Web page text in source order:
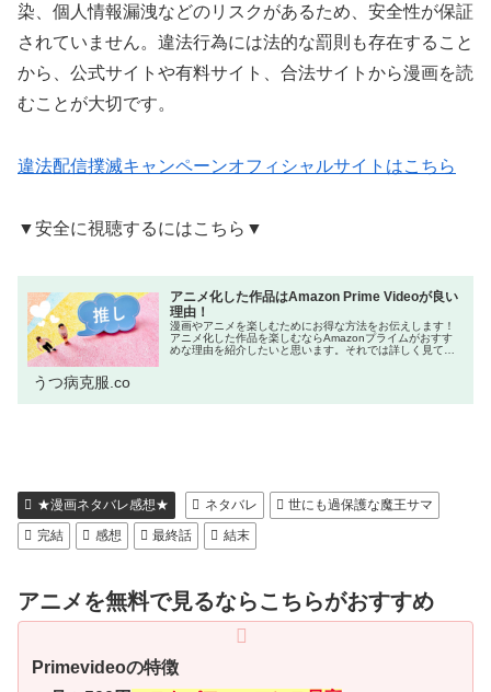
染、個人情報漏洩などのリスクがあるため、安全性が保証
されていません。違法行為には法的な罰則も存在すること
から、公式サイトや有料サイト、合法サイトから漫画を読
むことが大切です。
違法配信撲滅キャンペーンオフィシャルサイトはこちら
▼安全に視聴するにはこちら▼
アニメ化した作品はAmazon Prime Videoが良い
理由！
漫画やアニメを楽しむためにお得な方法をお伝えします！
アニメ化した作品を楽しむならAmazonプライムがおすす
めな理由を紹介したいと思います。それでは詳しく見てい
うつ病克服.co
★漫画ネタバレ感想★ ネタバレ
世にも過保護な魔王サマ
完結
感想 最終話 結末
アニメを無料で見るならこちらがおすすめ
Primevideoの特徴